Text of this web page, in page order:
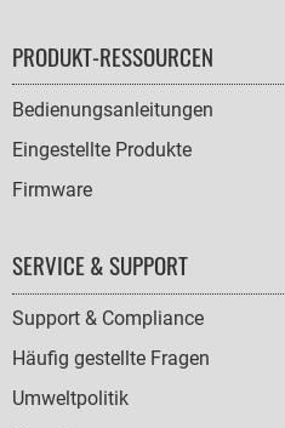
PRODUKT-RESSOURCEN
Bedienungsanleitungen
Eingestellte Produkte
Firmware
SERVICE & SUPPORT
Support & Compliance
Häufig gestellte Fragen
Umweltpolitik